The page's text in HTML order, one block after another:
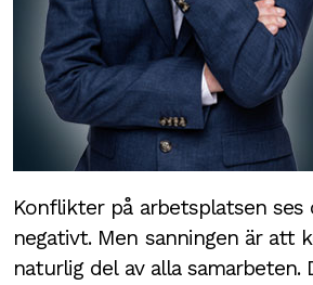
Konflikter på arbetsplatsen
negativt. Men sanningen är att
naturlig del av alla samarbeten.